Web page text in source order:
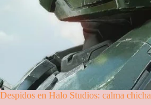
Despidos en Halo Studios: calma chicha